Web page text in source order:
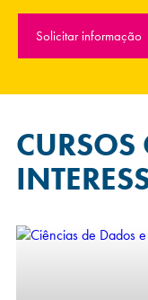
Solicitar informação
CURSOS